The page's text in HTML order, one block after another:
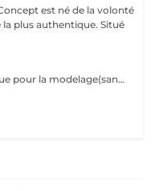
est né de la volonté
plus authentique. Situé
Attention Le prix c'est seulement que pour la modelage(sans shampooing ni coupe)